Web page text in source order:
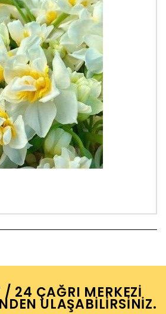
/ 24 ÇAĞRI MERKEZI
ULAŞABILIRSINIZ.